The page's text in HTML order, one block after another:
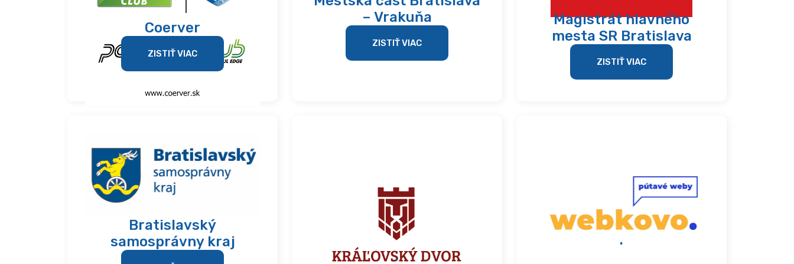
Coerver
ZISTIŤ VIAC
– Vrakuňa
ZISTIŤ VIAC
Magistrát hlavného
mesta SR Bratislava
ZISTIŤ VIAC
Bratislavský
samosprávny kraj
.
.